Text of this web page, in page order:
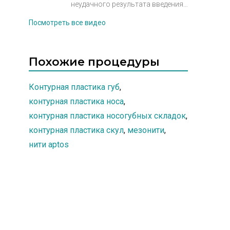
неудачного результата введения
удаление геля на основе
Посмотреть все видео
Похожие процедуры
Контурная пластика губ,
контурная пластика носа,
контурная пластика носогубных складок,
контурная пластика скул, мезонити,
нити aptos